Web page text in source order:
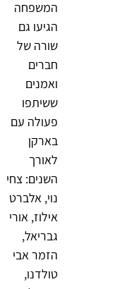
המשפחה
הגיעו גם
שורה של
חברים
ואמנים
ששיתפו
פעולה עם
בארקן
לאורך
השנים: צחי
נוי, אלברט
אילוז, אורי
גבריאל,
הזמר אבי
טולדנו,